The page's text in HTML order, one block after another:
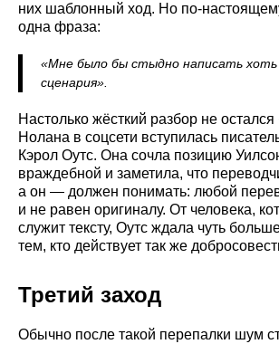
них шаблонный ход. Но по-
одна фраза:
«Мне было бы стыдно написать хоть
сценария».
Настолько жёсткий разбор не остался
Нолана в соцсети вступилась
Кэрол Оутс. Она сочла позицию
враждебной и заметила, что
а он — должен понимать: любой
и не равен оригиналу. От человека,
служит тексту, Оутс ждала чуть
тем, кто действует так же
Третий заход
Обычно после такой перепалки шум